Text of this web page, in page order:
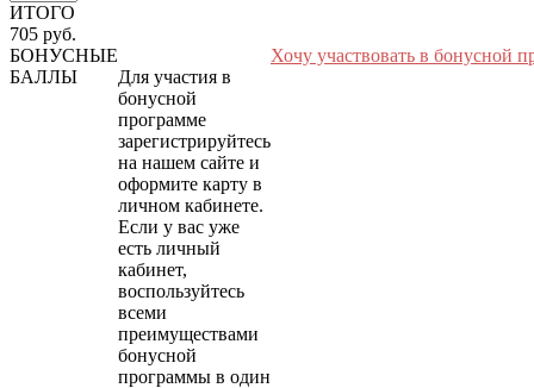
ИТОГО
705 руб.
БОНУСНЫЕ
БАЛЛЫ
Для участия в
бонусной
программе
зарегистрируйтесь
на нашем сайте и
оформите карту в
личном кабинете.
Если у вас уже
есть личный
кабинет,
воспользуйтесь
всеми
преимуществами
бонусной
программы в один
Хочу участвовать в бонусной